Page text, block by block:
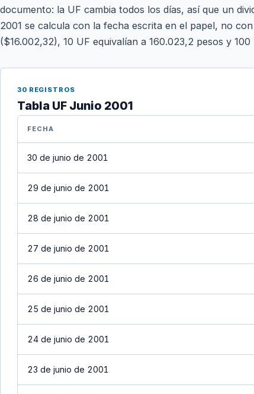
documento: la UF cambia todos los días, así que un
2001 se calcula con la fecha escrita en el papel, no
($16.002,32), 10 UF equivalían a 160.023,2 pesos y
30 REGISTROS
Tabla UF Junio 2001
FECHA
30 de junio de 2001
29 de junio de 2001
28 de junio de 2001
27 de junio de 2001
26 de junio de 2001
25 de junio de 2001
24 de junio de 2001
23 de junio de 2001